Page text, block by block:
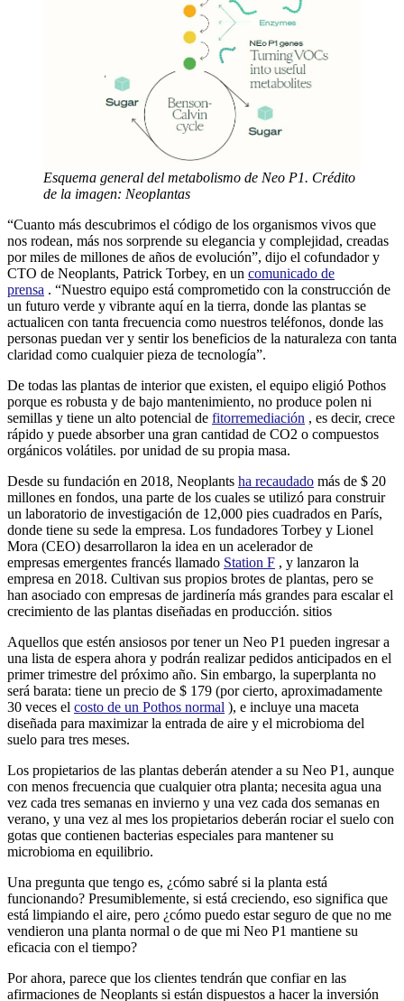
Esquema general del metabolismo de Neo P1. Crédito
de la imagen: Neoplantas
“Cuanto más descubrimos el código de los organismos vivos que
nos rodean, más nos sorprende su elegancia y complejidad, creadas
por miles de millones de años de evolución”, dijo el cofundador y
CTO de Neoplants, Patrick Torbey, en un comunicado de
prensa . “Nuestro equipo está comprometido con la construcción de
un futuro verde y vibrante aquí en la tierra, donde las plantas se
actualicen con tanta frecuencia como nuestros teléfonos, donde las
personas puedan ver y sentir los beneficios de la naturaleza con tanta
claridad como cualquier pieza de tecnología”.
De todas las plantas de interior que existen, el equipo eligió Pothos
porque es robusta y de bajo mantenimiento, no produce polen ni
semillas y tiene un alto potencial de fitorremediación , es decir, crece
rápido y puede absorber una gran cantidad de CO2 o compuestos
orgánicos volátiles. por unidad de su propia masa.
Desde su fundación en 2018, Neoplants ha recaudado más de $ 20
millones en fondos, una parte de los cuales se utilizó para construir
un laboratorio de investigación de 12,000 pies cuadrados en París,
donde tiene su sede la empresa. Los fundadores Torbey y Lionel
Mora (CEO) desarrollaron la idea en un acelerador de
empresas emergentes francés llamado Station F , y lanzaron la
empresa en 2018. Cultivan sus propios brotes de plantas, pero se
han asociado con empresas de jardinería más grandes para escalar el
crecimiento de las plantas diseñadas en producción. sitios
Aquellos que estén ansiosos por tener un Neo P1 pueden ingresar a
una lista de espera ahora y podrán realizar pedidos anticipados en el
primer trimestre del próximo año. Sin embargo, la superplanta no
será barata: tiene un precio de $ 179 (por cierto, aproximadamente
30 veces el costo de un Pothos normal ), e incluye una maceta
diseñada para maximizar la entrada de aire y el microbioma del
suelo para tres meses.
Los propietarios de las plantas deberán atender a su Neo P1, aunque
con menos frecuencia que cualquier otra planta; necesita agua una
vez cada tres semanas en invierno y una vez cada dos semanas en
verano, y una vez al mes los propietarios deberán rociar el suelo con
gotas que contienen bacterias especiales para mantener su
microbioma en equilibrio.
Una pregunta que tengo es, ¿cómo sabré si la planta está
funcionando? Presumiblemente, si está creciendo, eso significa que
está limpiando el aire, pero ¿cómo puedo estar seguro de que no me
vendieron una planta normal o de que mi Neo P1 mantiene su
eficacia con el tiempo?
Por ahora, parece que los clientes tendrán que confiar en las
afirmaciones de Neoplants si están dispuestos a hacer la inversión